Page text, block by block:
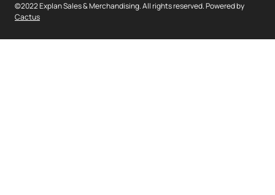
©2022 Explan Sales & Merchandising. All rights reserved. Powered by
Cactus